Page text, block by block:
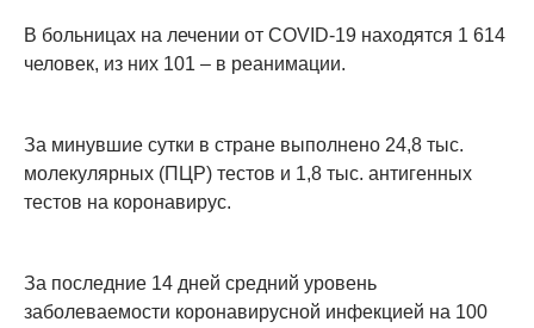
В больницах на лечении от COVID-19 находятся 1 614
человек, из них 101 – в реанимации.
За минувшие сутки в стране выполнено 24,8 тыс.
молекулярных (ПЦР) тестов и 1,8 тыс. антигенных
тестов на коронавирус.
За последние 14 дней средний уровень
заболеваемости коронавирусной инфекцией на 100